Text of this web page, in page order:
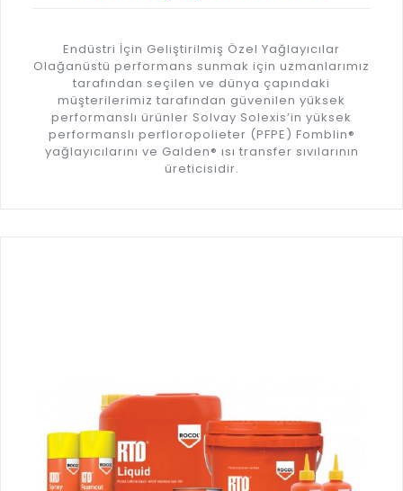
Endüstri İçin Geliştirilmiş Özel Yağlayıcılar
Olağanüstü performans sunmak için uzmanlarımız
tarafından seçilen ve dünya çapındaki
müşterilerimiz tarafından güvenilen yüksek
performanslı ürünler Solvay Solexis’in yüksek
performanslı perfloropolieter (PFPE) Fomblin®
yağlayıcılarını ve Galden® ısı transfer sıvılarının
üreticisidir.